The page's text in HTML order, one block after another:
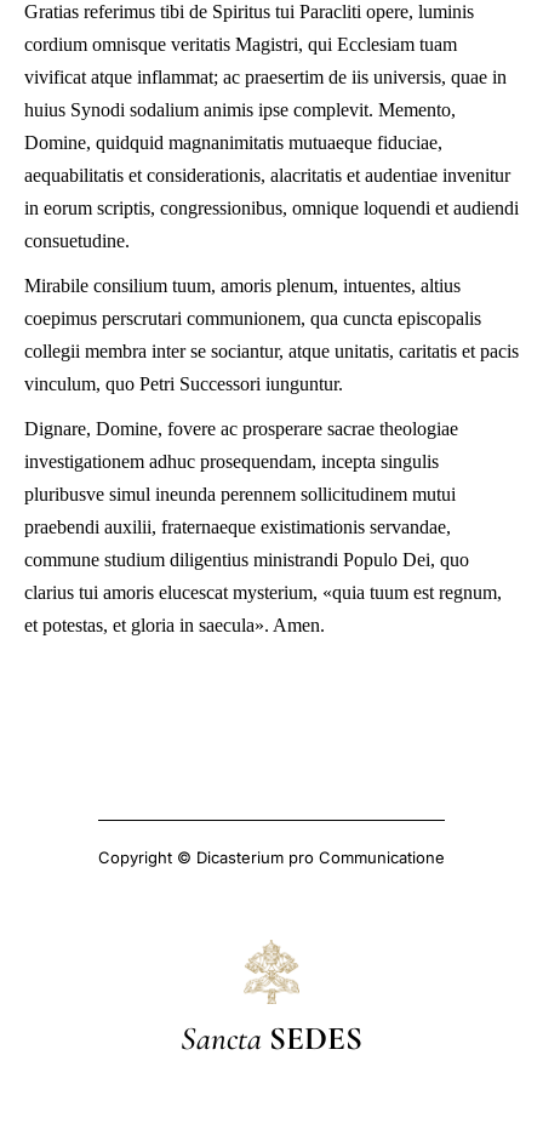
Gratias referimus tibi de Spiritus tui Paracliti opere, luminis
cordium omnisque veritatis Magistri, qui Ecclesiam tuam
vivificat atque inflammat; ac praesertim de iis universis, quae in
huius Synodi sodalium animis ipse complevit. Memento,
Domine, quidquid magnanimitatis mutuaeque fiduciae,
aequabilitatis et considerationis, alacritatis et audentiae invenitur
in eorum scriptis, congressionibus, omnique loquendi et audiendi
consuetudine.
Mirabile consilium tuum, amoris plenum, intuentes, altius
coepimus perscrutari communionem, qua cuncta episcopalis
collegii membra inter se sociantur, atque unitatis, caritatis et pacis
vinculum, quo Petri Successori iunguntur.
Dignare, Domine, fovere ac prosperare sacrae theologiae
investigationem adhuc prosequendam, incepta singulis
pluribusve simul ineunda perennem sollicitudinem mutui
praebendi auxilii, fraternaeque existimationis servandae,
commune studium diligentius ministrandi Populo Dei, quo
clarius tui amoris elucescat mysterium, «quia tuum est regnum,
et potestas, et gloria in saecula». Amen.
Copyright © Dicasterium pro Communicatione
Sancta SEDES